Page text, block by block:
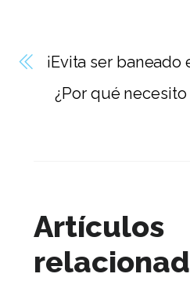
¡Evita ser baneado
¿Por qué necesito
Artículos